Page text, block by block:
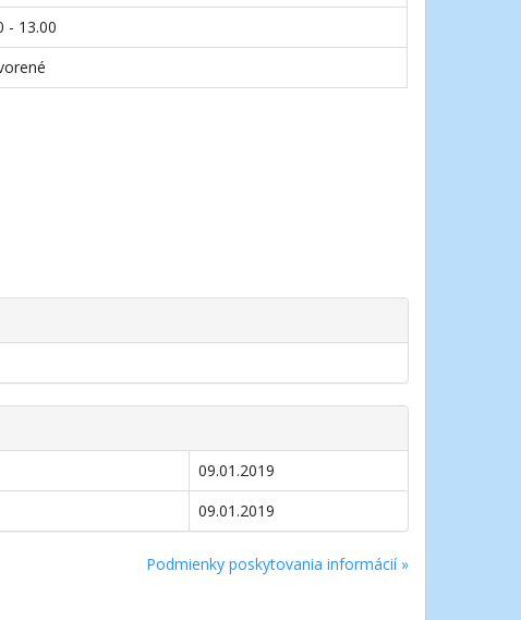
- 13.00
09.01.2019
09.01.2019
Podmienky poskytovania informácií »